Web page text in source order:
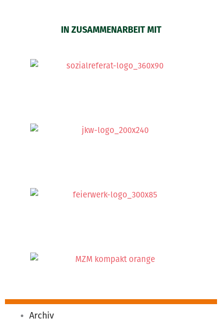
IN ZUSAMMENARBEIT MIT
Archiv